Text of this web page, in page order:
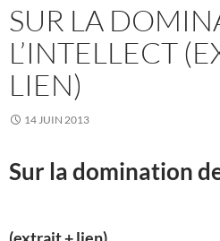
SUR LA
L’INTELLECT
LIEN)
14 JUIN 2013
Sur la domination
(extrait + lien)